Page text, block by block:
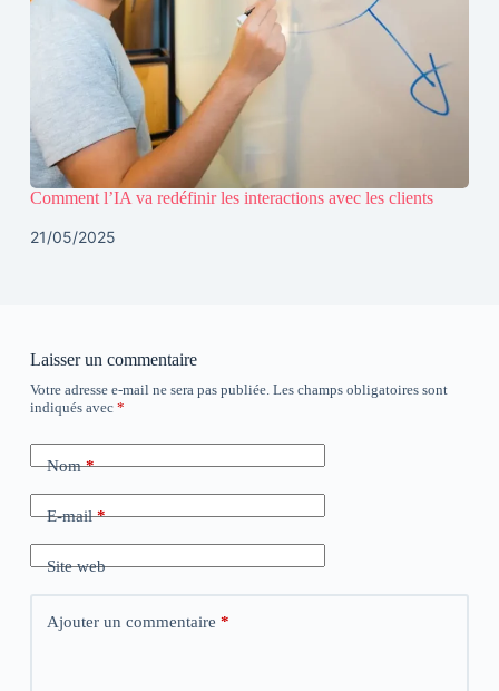
Comment l’IA va redéfinir les interactions avec les clients
21/05/2025
Laisser un commentaire
Votre adresse e-mail ne sera pas publiée. Les champs obligatoires sont
indiqués avec *
Nom*
E-mail*
Site web
Ajouter un commentaire *